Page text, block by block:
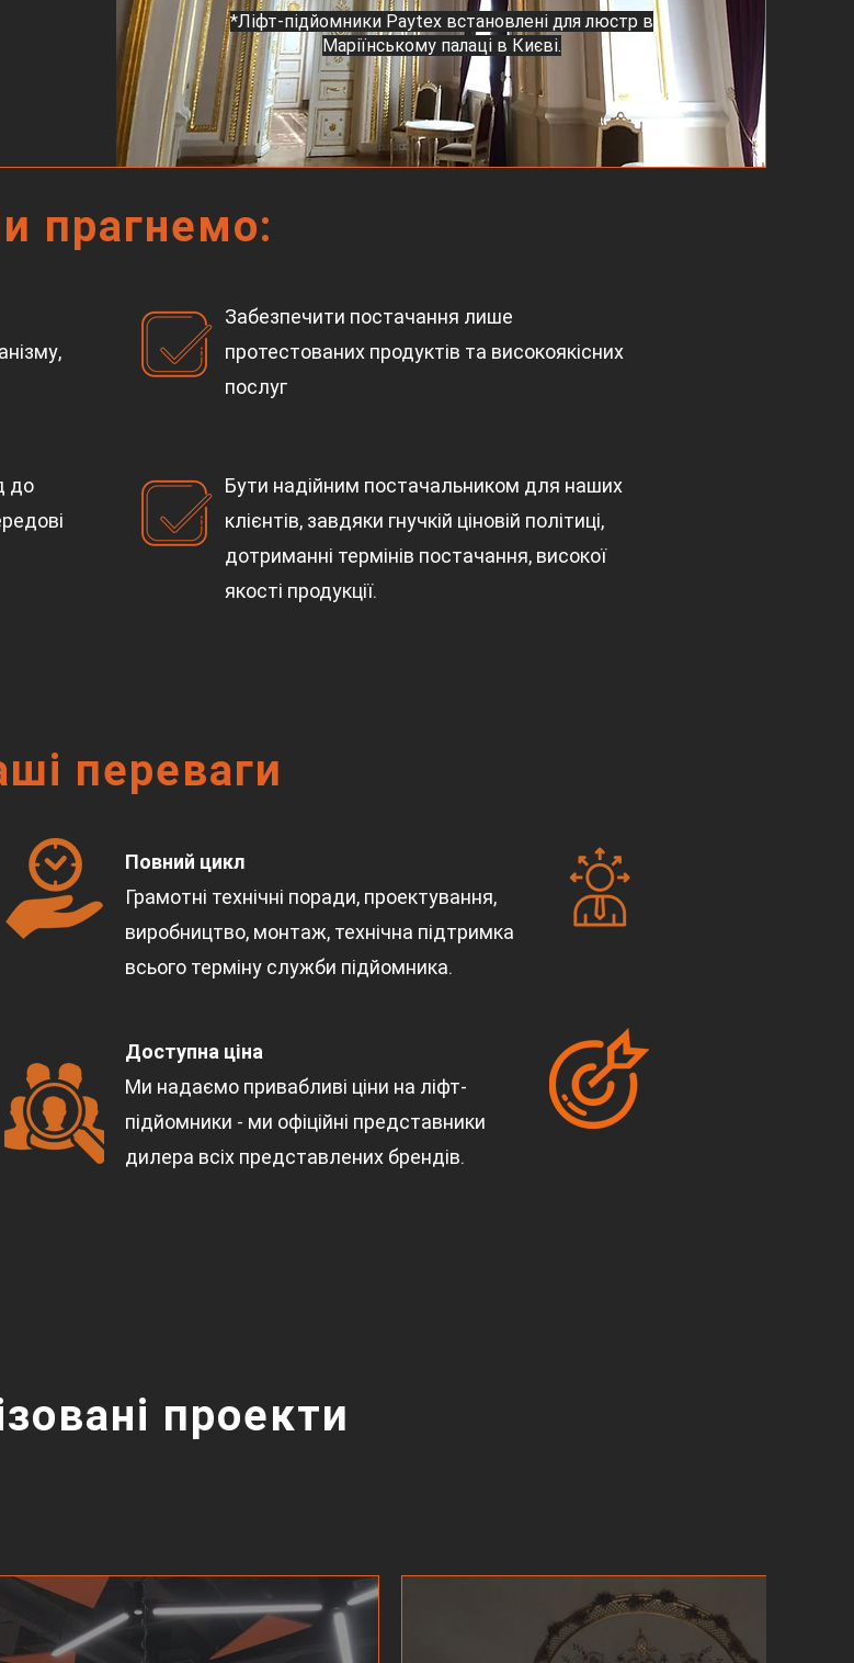
*Ліфт-підйомники Pаytex встановлені для люстр в
Маріїнському палаці в Києві.
прагнемо:
до
Забезпечити постачання лише
протестованих продуктів та високоякісних
послуг
Бути надійним постачальником для наших
клієнтів, завдяки гнучкій ціновій політиці,
дотриманні термінів постачання, високої
якості продукції.
переваги
Повний цикл
Грамотні технічні поради, проектування,
виробництво, монтаж, технічна підтримка
всього терміну служби підйомника.
Доступна ціна
Ми надаємо привабливі ціни на ліфт-
підйомники - ми офіційні представники
дилера всіх представлених брендів.
проекти